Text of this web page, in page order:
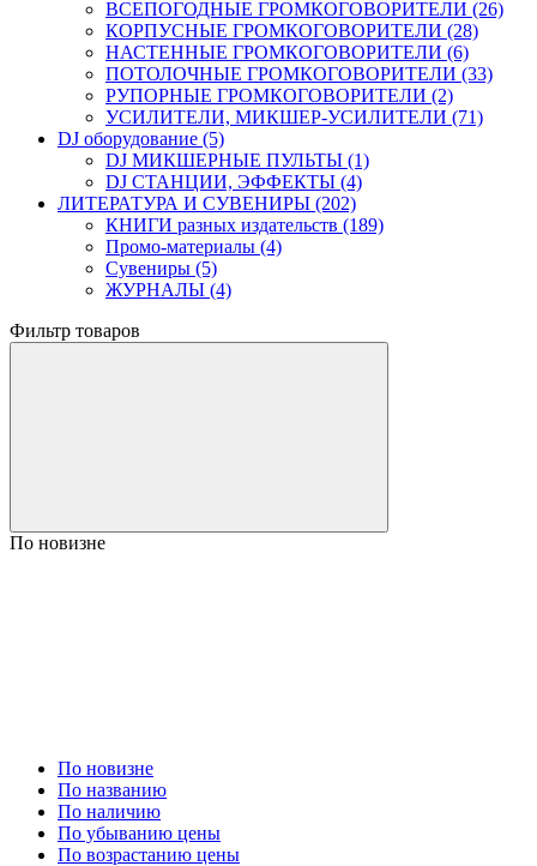
ВСЕПОГОДНЫЕ ГРОМКОГОВОРИТЕЛИ (26)
КОРПУСНЫЕ ГРОМКОГОВОРИТЕЛИ (28)
НАСТЕННЫЕ ГРОМКОГОВОРИТЕЛИ (6)
ПОТОЛОЧНЫЕ ГРОМКОГОВОРИТЕЛИ (33)
РУПОРНЫЕ ГРОМКОГОВОРИТЕЛИ (2)
УСИЛИТЕЛИ, МИКШЕР-УСИЛИТЕЛИ (71)
DJ оборудование (5)
DJ МИКШЕРНЫЕ ПУЛЬТЫ (1)
DJ СТАНЦИИ, ЭФФЕКТЫ (4)
ЛИТЕРАТУРА И СУВЕНИРЫ (202)
КНИГИ разных издательств (189)
Промо-материалы (4)
Сувениры (5)
ЖУРНАЛЫ (4)
Фильтр товаров
По новизне
По новизне
По названию
По наличию
По убыванию цены
По возрастанию цены